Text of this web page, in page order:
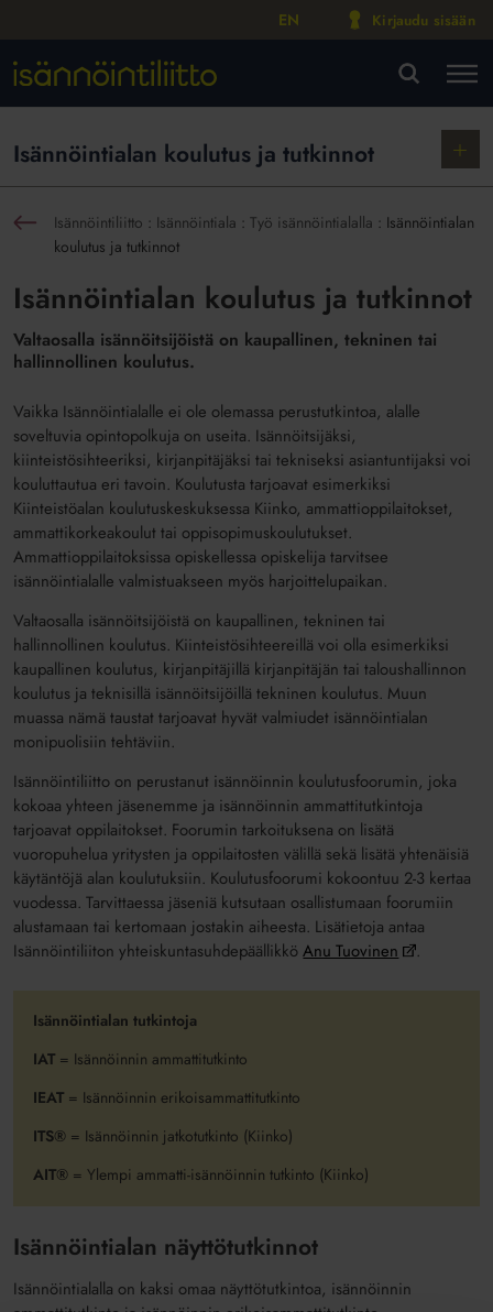
EN Kirjaudu sisään
Isännöintialan koulutus ja tutkinnot
Näytä
Isännöintiliitto : Isännöintiala :Työ isännöintialalla : Isännöintialan
koulutus ja tutkinnot
Isännöintialan koulutus ja tutkinnot
Valtaosalla isännöitsijöistä on kaupallinen, tekninen tai
hallinnollinen koulutus.
Vaikka Isännöintialalle ei ole olemassa perustutkintoa, alalle
soveltuvia opintopolkuja on useita. Isännöitsijäksi,
kiinteistösihteeriksi, kirjanpitäjäksi tai tekniseksi asiantuntijaksi voi
kouluttautua eri tavoin. Koulutusta tarjoavat esimerkiksi
Kiinteistöalan koulutuskeskuksessa Kiinko, ammattioppilaitokset,
ammattikorkeakoulut tai oppisopimuskoulutukset.
Ammattioppilaitoksissa opiskellessa opiskelija tarvitsee
isännöintialalle valmistuakseen myös harjoittelupaikan.
Valtaosalla isännöitsijöistä on kaupallinen, tekninen tai
hallinnollinen koulutus. Kiinteistösihteereillä voi olla esimerkiksi
kaupallinen koulutus, kirjanpitäjillä kirjanpitäjän tai taloushallinnon
koulutus ja teknisillä isännöitsijöillä tekninen koulutus. Muun
muassa nämä taustat tarjoavat hyvät valmiudet isännöintialan
monipuolisiin tehtäviin.
Isännöintiliitto on perustanut isännöinnin koulutusfoorumin, joka
kokoaa yhteen jäsenemme ja isännöinnin ammattitutkintoja
tarjoavat oppilaitokset. Foorumin tarkoituksena on lisätä
vuoropuhelua yritysten ja oppilaitosten välillä sekä lisätä yhtenäisiä
käytäntöjä alan koulutuksiin. Koulutusfoorumi kokoontuu 2-3 kertaa
vuodessa. Tarvittaessa jäseniä kutsutaan osallistumaan foorumiin
alustamaan tai kertomaan jostakin aiheesta. Lisätietoja antaa
Isännöintiliiton yhteiskuntasuhdepäällikköAnu Tuovinen .
Isännöintialan tutkintoja
IAT= Isännöinnin ammattitutkinto
IEAT= Isännöinnin erikoisammattitutkinto
ITS®= Isännöinnin jatkotutkinto (Kiinko)
AIT®= Ylempi ammatti-isännöinnin tutkinto (Kiinko)
Isännöintialan näyttötutkinnot
Isännöintialalla on kaksi omaa näyttötutkintoa, isännöinnin